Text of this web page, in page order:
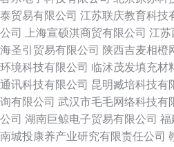
泰贸易有限公司 江苏联庆教育科技
公司
上海宣硕淇商贸有限公司 江苏
海圣引贸易有限公司 陕西吉麦相橙
环境科技有限公司 临沭茂发填充材
通讯科技有限公司 昆明臧培科技有
询有限公司 武汉市毛毛网络科技有
公司 湖南巨鲸电子贸易有限公司 福
南城投康养产业研究有限责任公司